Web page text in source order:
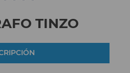
TINZO